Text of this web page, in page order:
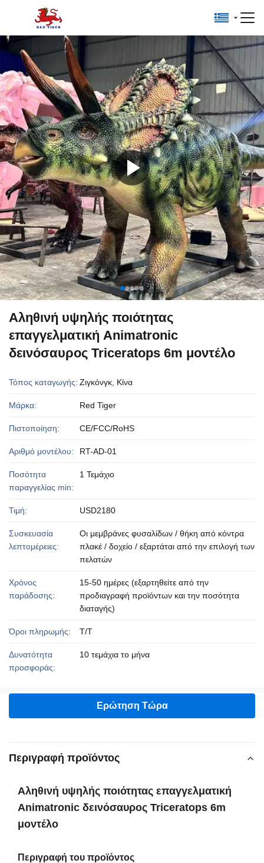
Αληθινή υψηλής ποιότητας
επαγγελματική Animatronic
δεινόσαυρος Triceratops 6m μοντέλο
Τόπος καταγωγής: Ζιγκόνγκ, Κίνα
Μάρκα: Red Tiger
Πιστοποίηση: CE/FCC/RoHS
Αριθμό μοντέλου: RT-AD-01
Ποσότητα
παραγγελίας min:
1 Τεμάχιο
Τιμή: USD2180
Συσκευασία
λεπτομέρειες:
Οι μεμβράνες φυσαλίδων / θήκη από κόντρα
πλακέ / δοχείο / εξαρτάται από την επιλογή των
πελατών
Χρόνος
παράδοσης:
15-50 ημέρες (εξαρτηθείτε από την
προδιαγραφή προϊόντων και την ποσότητα
διαταγής)
Όροι πληρωμής: T/T
Δυνατότητα
προσφοράς:
10 τεμάχια το μήνα
Ερώτηση Τώρα
Περιγραφή προϊόντος
Αληθινή υψηλής ποιότητας επαγγελματική
Animatronic δεινόσαυρος Triceratops 6m
μοντέλο
Περιγραφή του προϊόντος